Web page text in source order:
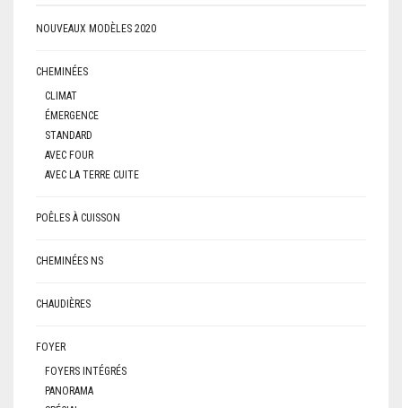
NOUVEAUX MODÈLES 2020
CHEMINÉES
CLIMAT
ÉMERGENCE
STANDARD
AVEC FOUR
AVEC LA TERRE CUITE
POÊLES À CUISSON
CHEMINÉES NS
CHAUDIÈRES
FOYER
FOYERS INTÉGRÉS
PANORAMA